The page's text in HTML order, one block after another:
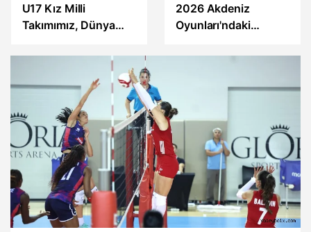
U17 Kız Milli
Takımımız, Dünya
Galibiyetle Başladı
2026 Akdeniz
Oyunları'ndaki
Oldu